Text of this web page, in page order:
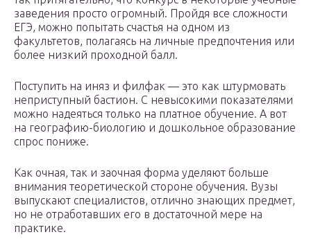
заведения просто огромный. Пройдя все сложности
ЕГЭ, можно попытать счастья на одном из
факультетов, полагаясь на личные предпочтения или
более низкий проходной балл.
Поступить на иняз и филфак — это как штурмовать
неприступный бастион. С невысокими показателями
можно надеяться только на платное обучение. А вот
на географию-биологию и дошкольное образование
спрос пониже.
Как очная, так и заочная форма уделяют больше
внимания теоретической стороне обучения. Вузы
выпускают специалистов, отлично знающих предмет,
но не отработавших его в достаточной мере на
практике.